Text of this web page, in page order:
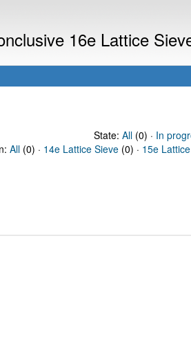
16e Lattice
State: All(0) · In
All (0) · 14e Lattice Sieve (0) · 15e